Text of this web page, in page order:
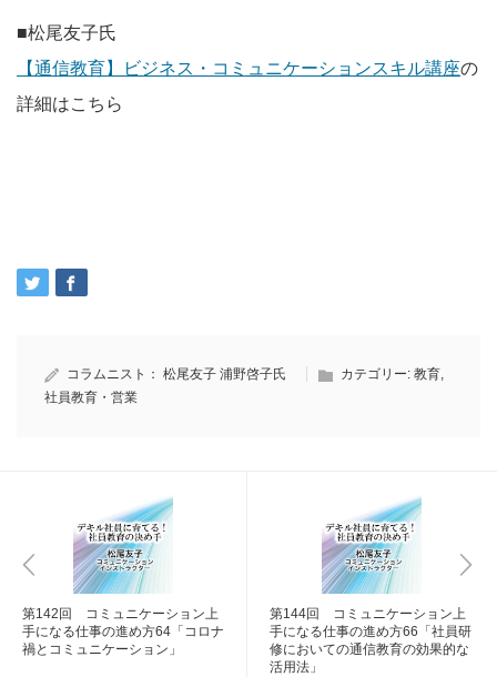
■松尾友子氏
【通信教育】ビジネス・コミュニケーションスキル講座の
詳細はこちら
コラムニスト： 松尾友子 浦野啓子氏 カテゴリー: 教育,
社員教育・営業
第142回 コミュニケーション上
手になる仕事の進め方64「コロナ
禍とコミュニケーション」
第144回 コミュニケーション上
手になる仕事の進め方66「社員研
修においての通信教育の効果的な
活用法」